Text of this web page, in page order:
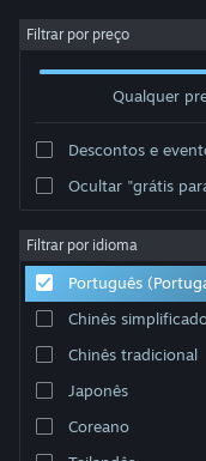
Iniciar sessão
Sobre
Apoio
Alterar idioma
Instala a app móvel do
Filtrar por preço
Qualquer
Descontos e
Ocultar "grátis
Filtrar por idioma
Português
Chinês
Chinês tradicional
Japonês
Coreano
Developer: Memes Games
Ordenar por Relevância
0 resultados
excluídos com base nas